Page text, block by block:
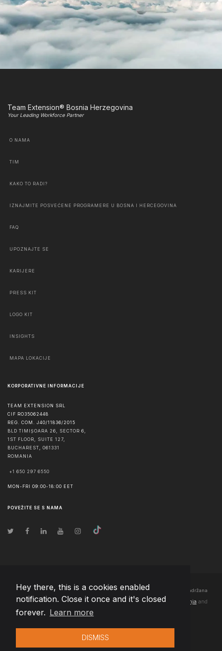
Hey there, this is a cookies enabled
notification. Close it once and it's closed
forever. Learn more
DISMISS
Team Extension® Bosnia Herzegovina
Your Leading Workforce Partner
O NAMA
TIM
KAKO TO RADI?
IZNAJMITE POSVEĆENE PROGRAMERE U BOSNA I HERCEGOVINA
FAQ
UPOZNAJTE SE
KARIJERE
PRESS KIT
LOGO KIT
INSIGHTS
MAPA LOKACIJE
KORPORATIVNE INFORMACIJE
TEAM EXTENSION SRL
CIF RO35062448
REG. COM. J40/11836/2015
BLD TIMIȘOARA 26, SECTOR 6,
1ST FLOOR, SUITE 127,
BUCHAREST
061331
ROMANIA
+1 650 297 6550
MON-FRI 09:00-18:00 EET
POVEŽITE SE S NAMA
© Autorska prava 2026 Team Extension Bosnia Herzegovina - Sva prava zadržana
Changelog● Korišćenjem ove stranice slažete se sa našimPravila korištenja and
Politika privatnosti